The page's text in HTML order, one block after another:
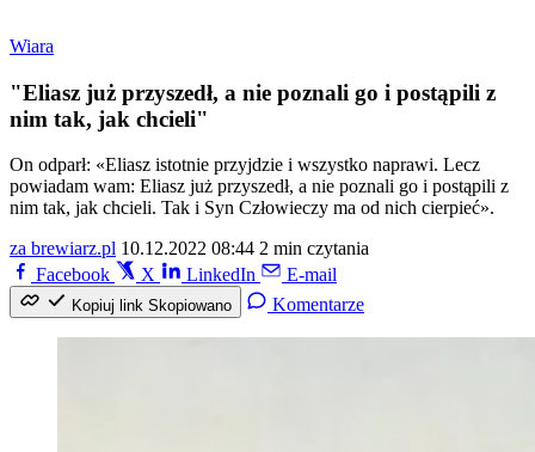
Wiara
"Eliasz już przyszedł, a nie poznali go i postąpili z
nim tak, jak chcieli"
On odparł: «Eliasz istotnie przyjdzie i wszystko naprawi. Lecz
powiadam wam: Eliasz już przyszedł, a nie poznali go i postąpili z
nim tak, jak chcieli. Tak i Syn Człowieczy ma od nich cierpieć».
za brewiarz.pl 10.12.2022 08:44 2 min czytania
Facebook
X LinkedIn E-mail
Kopiuj link Skopiowano Komentarze